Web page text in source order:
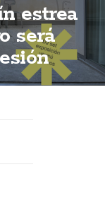
estrea
será